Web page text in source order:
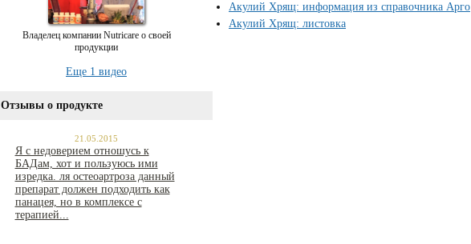
Владелец компании Nutricare о своей
продукции
Еще 1 видео
Отзывы о продукте
21.05.2015
Я с недоверием отношусь к
БАДам, хот и пользуюсь ими
изредка. ля остеоартроза данный
препарат должен подходить как
панацея, но в комплексе с
терапией...
Акулий Хрящ: информация из справочника Арго
Акулий Хрящ: листовка